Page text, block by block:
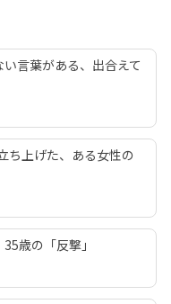
い言葉がある、出合えて
ち上げた、ある女性の
歳の「反撃」